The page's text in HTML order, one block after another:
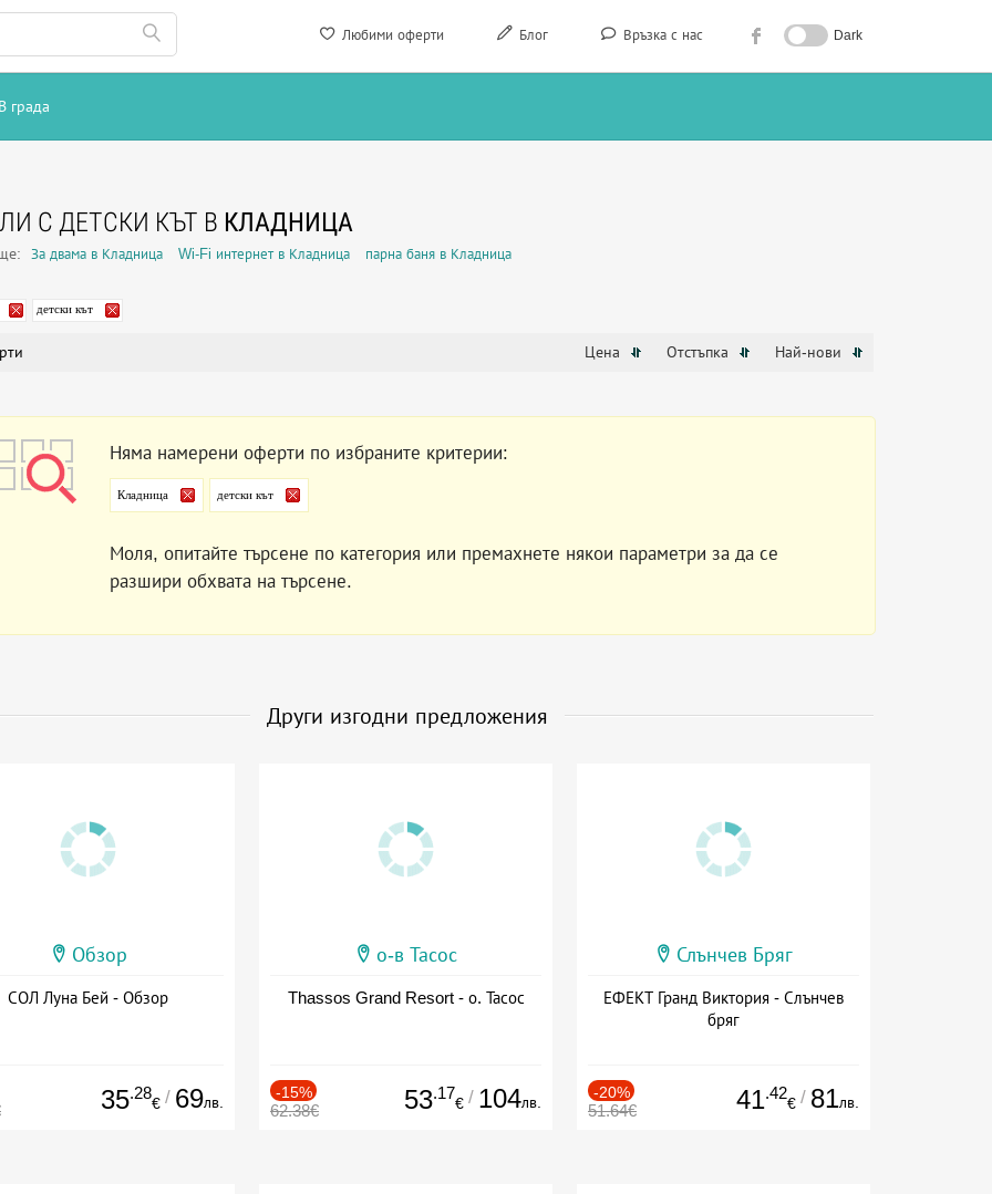
Любими оферти Блог Връзка с нас Dark
В града
С ДЕТСКИ КЪТ В КЛАДНИЦА
За двама в Кладница Wi-Fi интернет в Кладница парна баня в Кладница
детски кът
Цена Отстъпка Най-нови
Няма намерени оферти по избраните критерии:
Кладница детски кът
Моля, опитайте търсене по категория или премахнете някои параметри за да се
разшири обхвата на търсене.
Други изгодни предложения
Обзор
СОЛ Луна Бей - Обзор
35.28
€ / 69лв.
о-в Тасос
Thassos Grand Resort - о. Тасос
-15%
62.38€ 53.17
€ / 104лв.
Слънчев Бряг
ЕФЕКТ Гранд Виктория - Слънчев
бряг
-20%
51.64€ 41.42
€ / 81лв.